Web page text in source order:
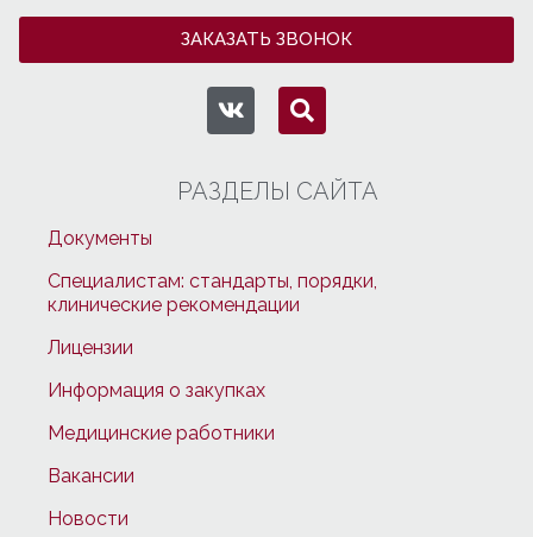
ЗАКАЗАТЬ ЗВОНОК
РАЗДЕЛЫ САЙТА
Документы
Специалистам: стандарты, порядки,
клинические рекомендации
Лицензии
Информация о закупках
Медицинские работники
Вакансии
Новости